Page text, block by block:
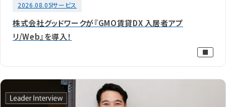
2026.08.05サービス
株式会社グッドワークが『GMO賃貸DX 入居者アプ
リ/Web』を導入！